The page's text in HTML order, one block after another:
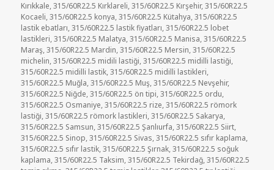
Kırıkkale ,315/60R22.5 Kırklareli ,315/60R22.5 Kırşehir,315/60R22.5
Kocaeli ,315/60R22.5 konya ,315/60R22.5 Kütahya ,315/60R22.5
lastik ebatları ,315/60R22.5 lastik fiyatları ,315/60R22.5 lobet
lastikleri ,315/60R22.5 Malatya ,315/60R22.5 Manisa ,315/60R22.5
Maraş ,315/60R22.5 Mardin ,315/60R22.5 Mersin ,315/60R22.5
michelin ,315/60R22.5 midili lastiği ,315/60R22.5 midilli lastiği
315/60R22.5 midilli lastik ,315/60R22.5 midilli lastikleri
315/60R22.5 Muğla ,315/60R22.5 Muş ,315/60R22.5 Nevşehir,
315/60R22.5 Niğde ,315/60R22.5 ön tipi ,315/60R22.5 ordu
315/60R22.5 Osmaniye ,315/60R22.5 rize ,315/60R22.5 römork
lastiği ,315/60R22.5 römork lastikleri ,315/60R22.5 Sakarya
315/60R22.5 Samsun ,315/60R22.5 Şanlıurfa ,315/60R22.5 Siirt
315/60R22.5 Sinop ,315/60R22.5 Sivas ,315/60R22.5 sıfır kaplama
315/60R22.5 sıfır lastik ,315/60R22.5 Şırnak ,315/60R22.5 soğuk
kaplama ,315/60R22.5 Taksim ,315/60R22.5 Tekirdağ ,315/60R22.5